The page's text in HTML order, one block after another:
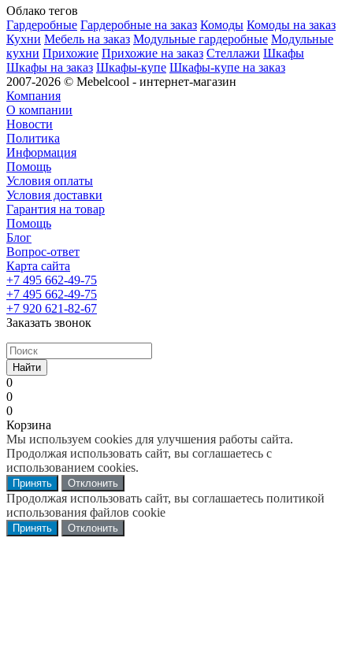
Облако тегов
Гардеробные Гардеробные на заказ Комоды Комоды на заказ
Кухни Мебель на заказ Модульные гардеробные Модульные
кухни Прихожие Прихожие на заказ Стеллажи Шкафы
Шкафы на заказ Шкафы-купе Шкафы-купе на заказ
2007-2026 © Mebelcool - интернет-магазин
Компания
О компании
Новости
Политика
Информация
Помощь
Условия оплаты
Условия доставки
Гарантия на товар
Помощь
Блог
Вопрос-ответ
Карта сайта
+7 495 662-49-75
+7 495 662-49-75
+7 920 621-82-67
Заказать звонок
Найти
0
0
0
Корзина
Мы используем cookies для улучшения работы сайта.
Продолжая использовать сайт, вы соглашаетесь с
использованием cookies.
Принять Отклонить
Продолжая использовать сайт, вы соглашаетесь политикой
использования файлов cookie
Принять Отклонить